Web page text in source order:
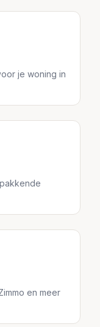
je woning in
en meer